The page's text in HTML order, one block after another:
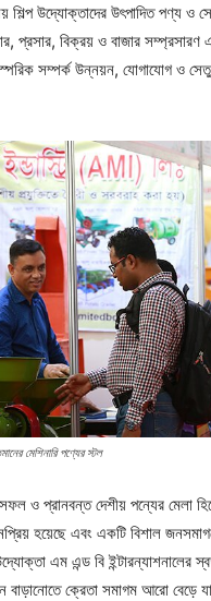
শিল্প উদ্যোক্তাদের উৎপাদিত পণ্য ও
প্রসার, বিক্রয় ও বাজার
সম্পর্ক উন্নয়ন, যোগাযোগ ও
মেশিনারি পণ্যের স্টল
সফল ও প্রানবন্ত দেশীয় পন্যের মেলা
হয়েছে এবং একটি বিশাল
এম এন্ড বি ইন্টারন্যাশনালের
বাড়ানোতে ক্রেতা সমাগম আরো বেড়ে